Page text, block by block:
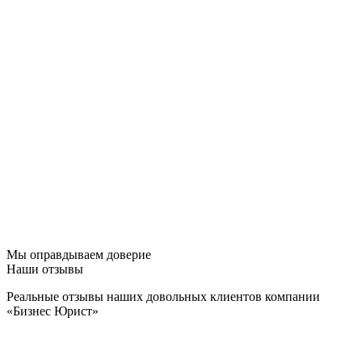
Мы оправдываем доверие
Наши отзывы
Реальные отзывы наших довольных клиентов компании
«Бизнес Юрист»